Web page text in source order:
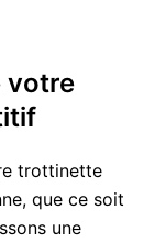
votre
trottinette
que ce soit
une